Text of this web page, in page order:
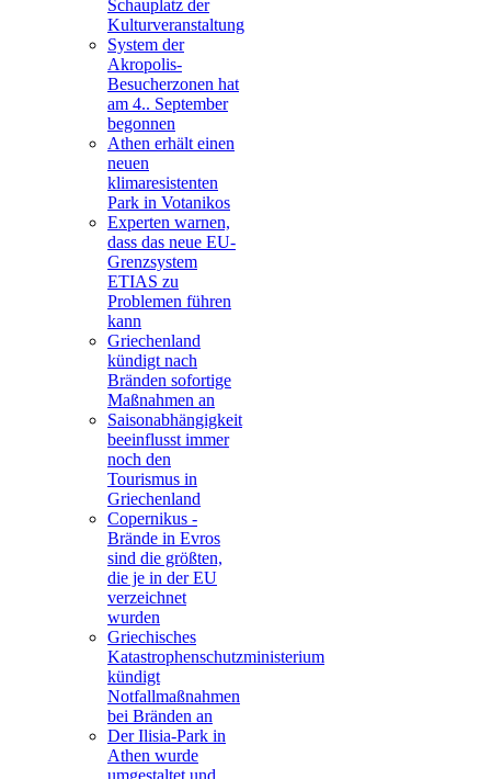
Schauplatz der
Kulturveranstaltung
System der
Akropolis-
Besucherzonen hat
am 4.. September
begonnen
Athen erhält einen
neuen
klimaresistenten
Park in Votanikos
Experten warnen,
dass das neue EU-
Grenzsystem
ETIAS zu
Problemen führen
kann
Griechenland
kündigt nach
Bränden sofortige
Maßnahmen an
Saisonabhängigkeit
beeinflusst immer
noch den
Tourismus in
Griechenland
Copernikus -
Brände in Evros
sind die größten,
die je in der EU
verzeichnet
wurden
Griechisches
Katastrophenschutzministerium
kündigt
Notfallmaßnahmen
bei Bränden an
Der Ilisia-Park in
Athen wurde
umgestaltet und